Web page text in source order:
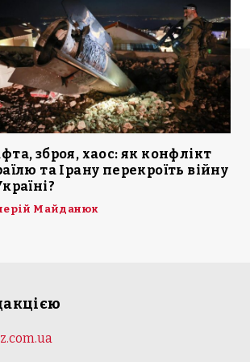
зброя, хаос: як конфлікт
та Ірану перекроїть війну
Майданюк